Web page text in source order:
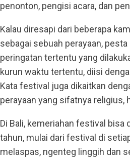
penonton, pengisi acara, dan
Kalau diresapi dari beberapa
sebagai sebuah perayaan,
peringatan tertentu yang
kurun waktu tertentu, diisi
Kata festival juga dikaitkan
perayaan yang sifatnya religius,
Di Bali, kemeriahan festival bisa
tahun, mulai dari festival di
melaspas, ngenteg linggih dan